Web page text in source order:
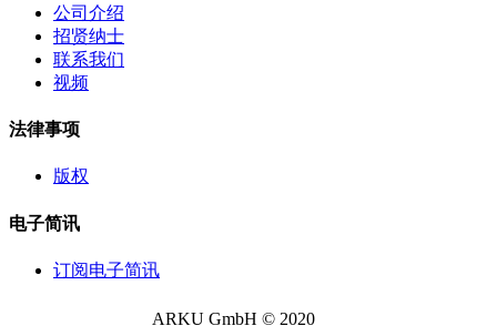
公司介绍
招贤纳士
联系我们
视频
法律事项
版权
电子简讯
订阅电子简讯
ARKU GmbH © 2020